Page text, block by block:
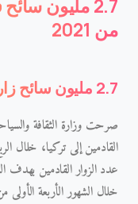
2.7مليونسائح
من 2021
2.7 مليون سائح
صرحت وزارة الثقافة
القادمين إلى تركيا، خلال
عدد الزوار القادمين بهدف
خلال الشهور الأربعة الأولى من